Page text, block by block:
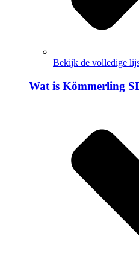
Bekijk de volledige
Wat is Kömmerling